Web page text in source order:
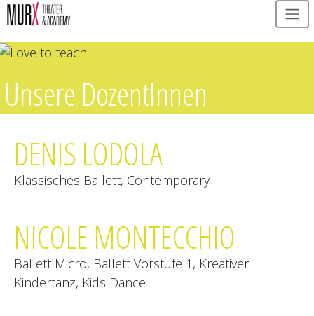
Salta al contenuto principale
Unsere DozentInnen
DENIS LODOLA
Klassisches Ballett, Contemporary
NICOLE MONTECCHIO
Ballett Micro, Ballett Vorstufe 1, Kreativer
Kindertanz, Kids Dance